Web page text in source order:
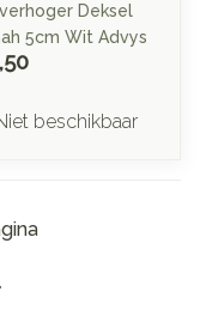
Deksel
5cm Wit Advys
beschikbaar
pagina